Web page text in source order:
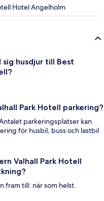
Hotel Angelholm
husdjur till Best
Park Hotell parkering?
parkeringsplatser kan
för husbil, buss och lastbil
Valhall Park Hotell
fram till: när som helst.